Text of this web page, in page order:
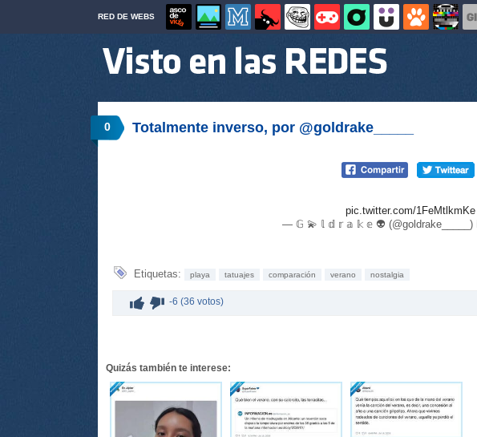
RED DE WEBS
0 Totalmente inverso, por @goldrake_____
pic.twitter.com/1FeMtlkmKe
— 𝔾 💫 𝕝 𝕕 𝕣 𝕒 𝕜 𝕖 👽 (@goldrake_____)
Etiquetas: playa tatuajes comparación verano nostalgia
-6 (36 votos)
Quizás también te interese: